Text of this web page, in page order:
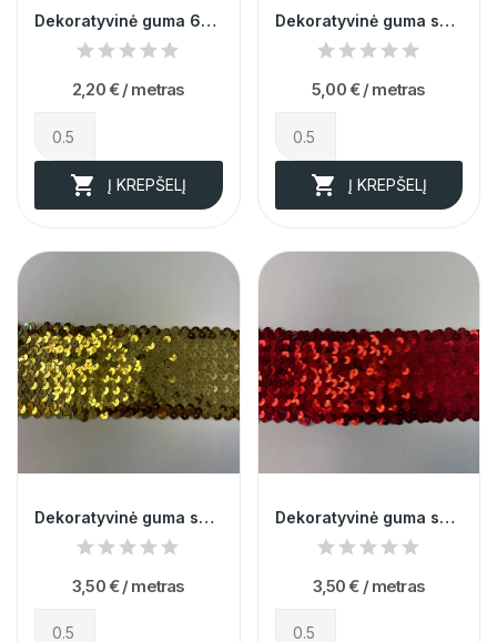
Dekoratyvinė guma 6cm 006476
2,20 € / metras
 Į KREPŠELĮ
Dekoratyvinė guma su žvyneliais 14cm 003303
5,00 € / metras
 Į KREPŠELĮ
Dekoratyvinė guma su žvyneliais 9cm 003304
3,50 € / metras
Dekoratyvinė guma su žvyneliais 9cm 003305
3,50 € / metras